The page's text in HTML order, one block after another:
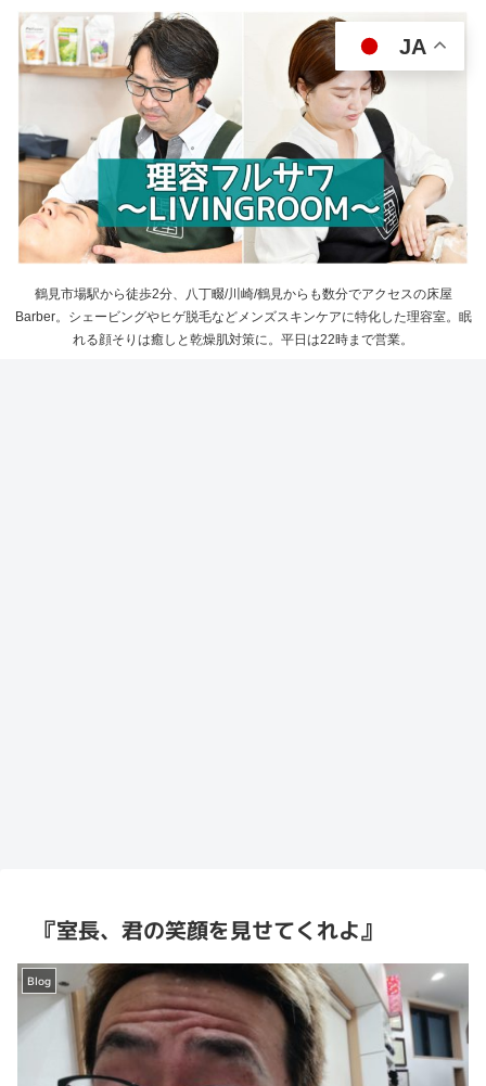
鶴見市場駅から徒歩2分、八丁畷/川崎/鶴見からも数分でアクセスの床屋
Barber。シェービングやヒゲ脱毛などメンズスキンケアに特化した理容室。眠
れる顔そりは癒しと乾燥肌対策に。平日は22時まで営業。
『室長、君の笑顔を見せてくれよ』
Blog
JA